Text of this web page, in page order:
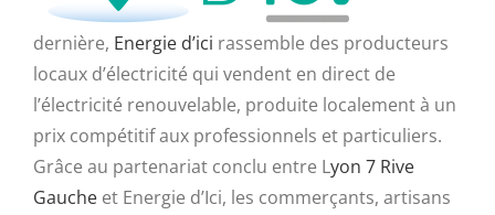
dernière, Energie d’ici rassemble des producteurs
locaux d’électricité qui vendent en direct de
l’électricité renouvelable, produite localement à un
prix compétitif aux professionnels et particuliers.
Grâce au partenariat conclu entre Lyon 7 Rive
Gauche et Energie d’Ici, les commerçants, artisans